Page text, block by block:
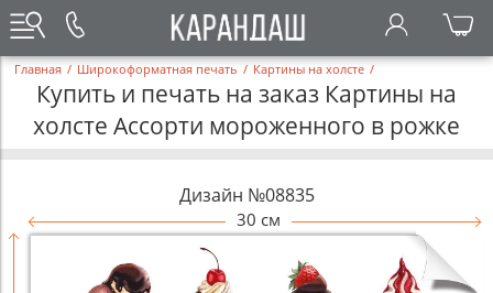
Главная / Широкоформатная печать / Картины на холсте /
Купить и печать на заказ Картины на
холсте Ассорти мороженного в рожке
Дизайн №08835
30 см